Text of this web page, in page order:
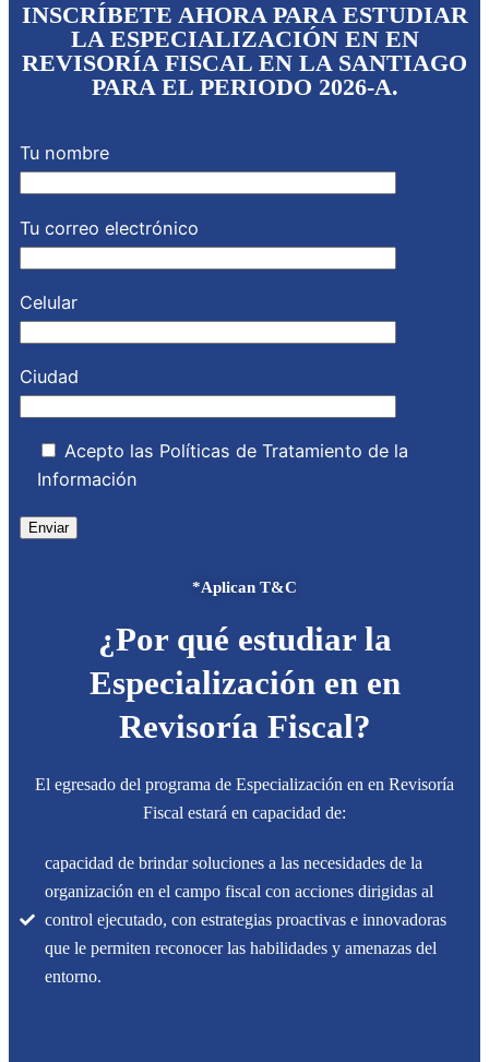
¿Por qué estudiar la
Especialización en en
Revisoría Fiscal?
El egresado del programa de Especialización en en Revisoría
Fiscal estará en capacidad de:
capacidad de brindar soluciones a las necesidades de la
organización en el campo fiscal con acciones dirigidas al
control ejecutado, con estrategias proactivas e innovadoras
que le permiten reconocer las habilidades y amenazas del
entorno.
INSCRÍBETE AHORA PARA ESTUDIAR
LA ESPECIALIZACIÓN EN EN
REVISORÍA FISCAL EN LA SANTIAGO
PARA EL PERIODO 2026-A.
Tu nombre
Tu correo electrónico
Celular
Ciudad
Acepto las Políticas de Tratamiento de la
Información
*Aplican T&C